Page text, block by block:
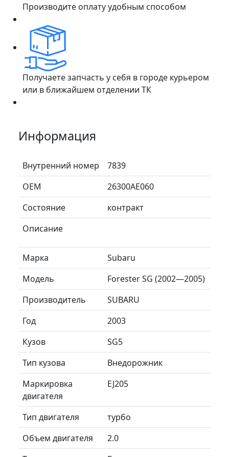
Производите оплату удобным способом
Получаете запчасть у себя в городе курьером
или в ближайшем отделении ТК
Информация
Внутренний номер
7839
ОЕМ
26300AE060
Состояние
контракт
Описание
Марка
Subaru
Модель
Forester SG (2002—2005)
Производитель
SUBARU
Год
2003
Кузов
SG5
Тип кузова
Внедорожник
Маркировка
двигателя
EJ205
Тип двигателя
турбо
Объем двигателя
2.0